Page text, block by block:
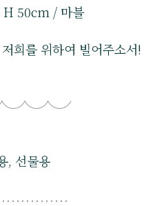
50cm / 마블
희를 위하여 빌어주소서!
, 선물용